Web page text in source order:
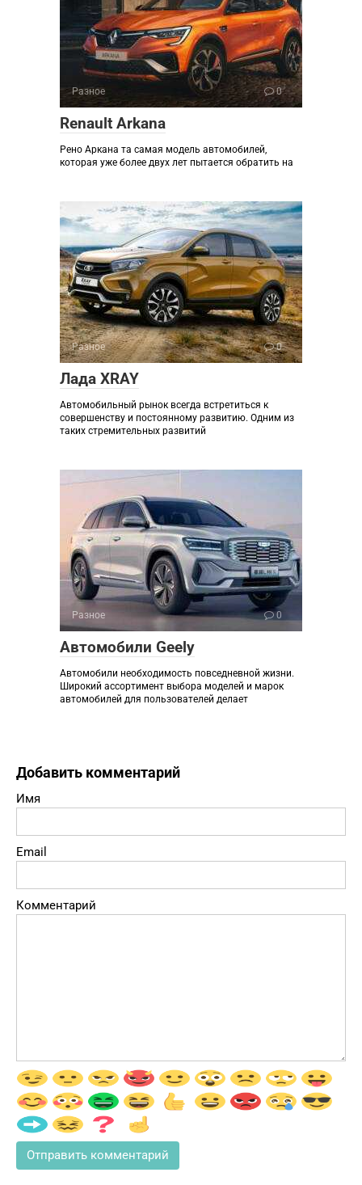
Разное 0
Renault Arkana
Рено Аркана та самая модель автомобилей,
которая уже более двух лет пытается обратить на
Разное 0
Лада XRAY
Автомобильный рынок всегда встретиться к
совершенству и постоянному развитию. Одним из
таких стремительных развитий
Разное 0
Автомобили Geely
Автомобили необходимость повседневной жизни.
Широкий ассортимент выбора моделей и марок
автомобилей для пользователей делает
Добавить комментарий
Имя
Email
Комментарий